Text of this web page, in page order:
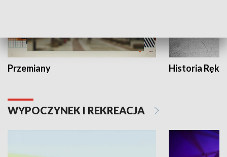
Przemiany Historia Ręką
WYPOCZYNEK I REKREACJA